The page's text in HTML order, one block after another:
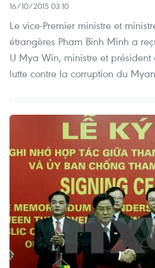
16/10/2015 03:10
Le vice-Premier ministre et
étrangères Pham Binh Minh a
U Mya Win, ministre et
lutte contre la corruption du